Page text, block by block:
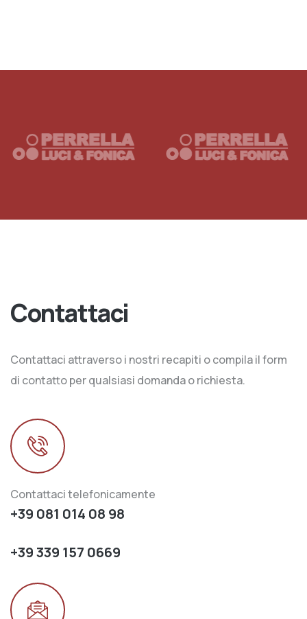
Contattaci
Contattaci attraverso i nostri recapiti o compila il form
di contatto per qualsiasi domanda o richiesta.
Contattaci telefonicamente
+39 081 014 08 98
+39 339 157 0669